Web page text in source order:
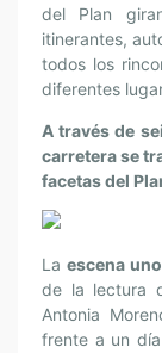
del Plan
itinerantes,
todos los
diferentes
A través de
carretera se
facetas del
Laescena uno
de la lectura
Antonia
frente a un